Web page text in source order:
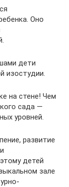
Оно
дети
изостудии.
на стене! Чем
сада —
уровней.
развитие
детей
зале